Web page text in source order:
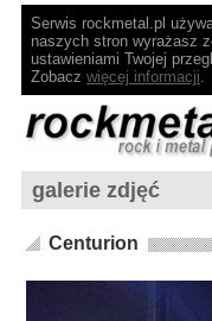
Serwis rockmetal.pl
naszych stron wyrażasz
ustawieniami Twojej
Zobacz więcej informacji.
galerie zdjęć
Centurion